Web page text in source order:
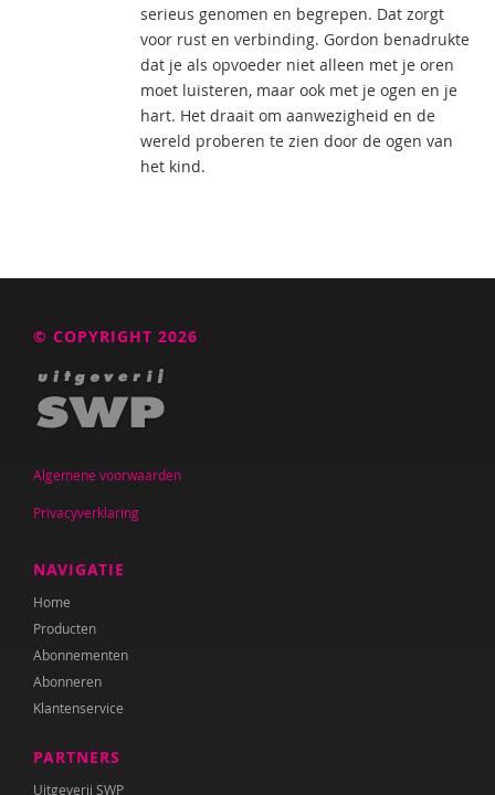
serieus genomen en begrepen. Dat zorgt
voor rust en verbinding. Gordon benadrukte
dat je als opvoeder niet alleen met je oren
moet luisteren, maar ook met je ogen en je
hart. Het draait om aanwezigheid en de
wereld proberen te zien door de ogen van
het kind.
© COPYRIGHT 2026
Algemene voorwaarden
Privacyverklaring
NAVIGATIE
Home
Producten
Abonnementen
Abonneren
Klantenservice
PARTNERS
Uitgeverij SWP